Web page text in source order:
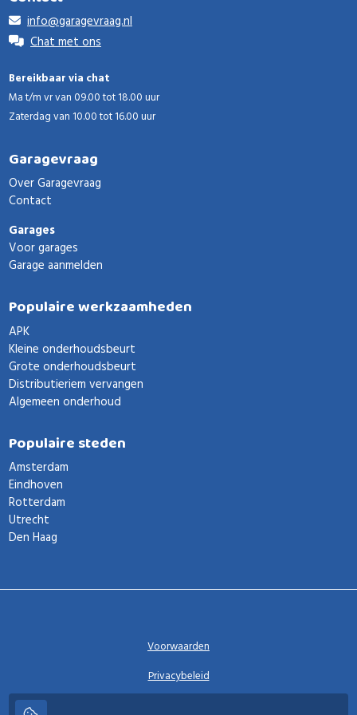
info@garagevraag.nl
Chat met ons
Bereikbaar via chat
Ma t/m vr van 09.00 tot 18.00 uur
Zaterdag van 10.00 tot 16.00 uur
Garagevraag
Over Garagevraag
Contact
Garages
Voor garages
Garage aanmelden
Populaire werkzaamheden
APK
Kleine onderhoudsbeurt
Grote onderhoudsbeurt
Distributieriem vervangen
Algemeen onderhoud
Populaire steden
Amsterdam
Eindhoven
Rotterdam
Utrecht
Den Haag
Voorwaarden
Privacybeleid